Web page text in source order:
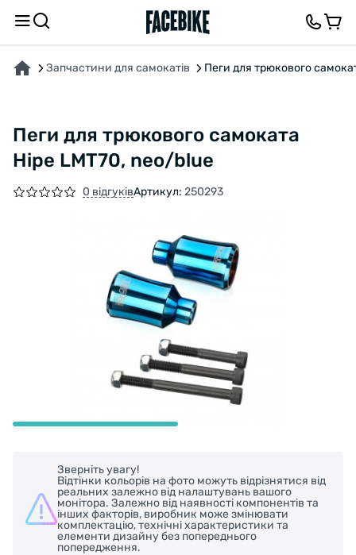
Запчастини для самокатів Пеги для трюкового
Пеги для трюкового самоката
Hipe LMT70, neo/blue
0 відгуківАртикул: 250293
Зверніть увагу!
Відтінки кольорів на фото можуть відрізнятися від
реальних залежно від налаштувань вашого
монітора. Залежно від наявності компонентів та
інших факторів, виробник може змінювати
комплектацію, технічні характеристики та
елементи дизайну без попереднього
попередження.
ПРО ТОВАР ВІДГУКИ ТА ЗАПИТАННЯ